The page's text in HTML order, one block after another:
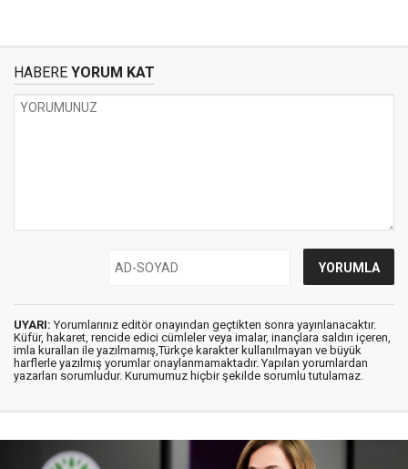
HABERE YORUM KAT
UYARI: Yorumlarınız editör onayından geçtikten sonra yayınlanacaktır.
Küfür, hakaret, rencide edici cümleler veya imalar, inançlara saldırı içeren,
imla kuralları ile yazılmamış,Türkçe karakter kullanılmayan ve büyük
harflerle yazılmış yorumlar onaylanmamaktadır. Yapılan yorumlardan
yazarları sorumludur. Kurumumuz hiçbir şekilde sorumlu tutulamaz.